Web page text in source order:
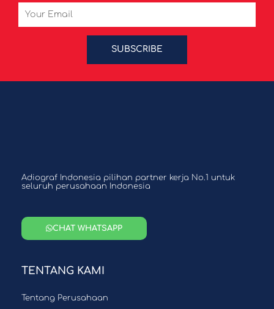
Email
SUBSCRIBE
Adiograf Indonesia pilihan partner kerja No.1 untuk
seluruh perusahaan Indonesia
CHAT WHATSAPP
TENTANG KAMI
Tentang Perusahaan